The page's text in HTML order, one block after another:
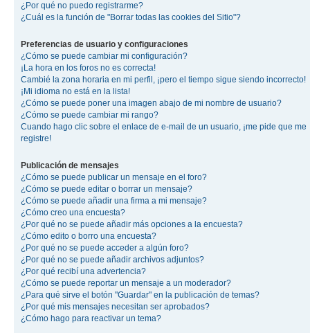
¿Por qué no puedo registrarme?
¿Cuál es la función de "Borrar todas las cookies del Sitio"?
Preferencias de usuario y configuraciones
¿Cómo se puede cambiar mi configuración?
¡La hora en los foros no es correcta!
Cambié la zona horaria en mi perfil, ¡pero el tiempo sigue siendo incorrecto!
¡Mi idioma no está en la lista!
¿Cómo se puede poner una imagen abajo de mi nombre de usuario?
¿Cómo se puede cambiar mi rango?
Cuando hago clic sobre el enlace de e-mail de un usuario, ¡me pide que me
registre!
Publicación de mensajes
¿Cómo se puede publicar un mensaje en el foro?
¿Cómo se puede editar o borrar un mensaje?
¿Cómo se puede añadir una firma a mi mensaje?
¿Cómo creo una encuesta?
¿Por qué no se puede añadir más opciones a la encuesta?
¿Cómo edito o borro una encuesta?
¿Por qué no se puede acceder a algún foro?
¿Por qué no se puede añadir archivos adjuntos?
¿Por qué recibí una advertencia?
¿Cómo se puede reportar un mensaje a un moderador?
¿Para qué sirve el botón "Guardar" en la publicación de temas?
¿Por qué mis mensajes necesitan ser aprobados?
¿Cómo hago para reactivar un tema?